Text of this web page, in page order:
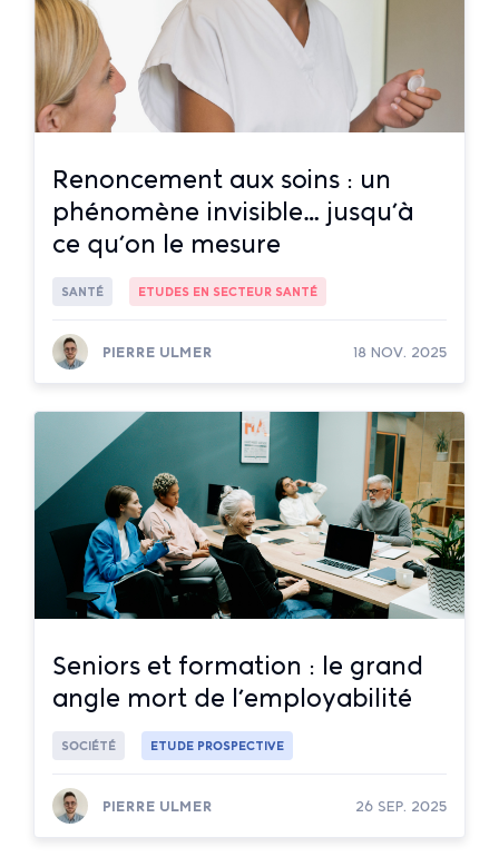
Renoncement aux soins : un
phénomène invisible… jusqu’à
ce qu’on le mesure
SANTÉ ETUDES EN SECTEUR SANTÉ
PIERRE ULMER 18 NOV. 2025
Lire la suite
Seniors et formation : le grand
angle mort de l’employabilité
SOCIÉTÉ ETUDE PROSPECTIVE
PIERRE ULMER 26 SEP. 2025